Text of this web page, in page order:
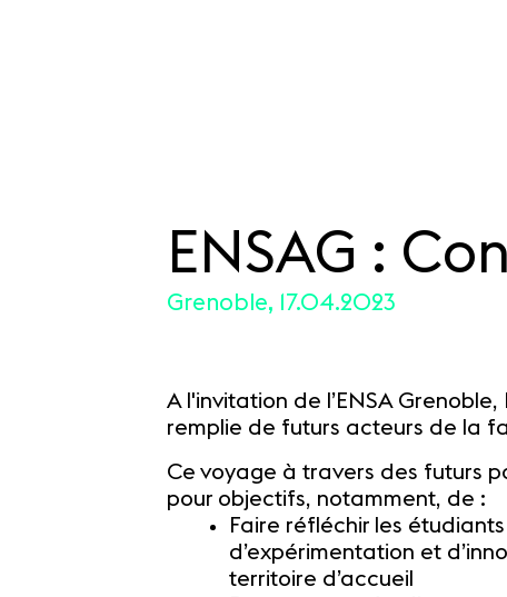
ENSAG :
Grenoble, 17.04.2023
A l'invitation de l’ENSA
remplie de futurs acteurs de la
Ce voyage à travers des futurs
pour objectifs, notamment, de :
Faire réfléchir les
d’expérimentation et
territoire d’accueil